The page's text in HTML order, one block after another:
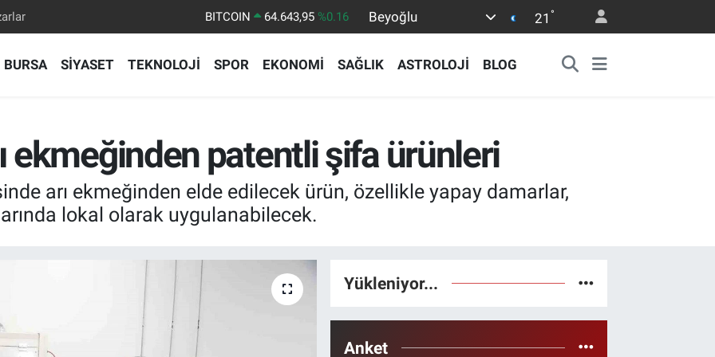
DOLAR 47,6006 %0.06
STERLİN
64,2398
%0.2
BITCOIN
64.643,95 %0.16
Beyoğlu 21 °
BURSA SİYASET TEKNOLOJİ SPOR EKONOMİ SAĞLIK ASTROLOJİ BLOG
ekmeğinden patentli şifa ürünleri
arı ekmeğinden elde edilecek ürün, özellikle yapay damarlar,
lokal olarak uygulanabilecek.
Yükleniyor...
Anket